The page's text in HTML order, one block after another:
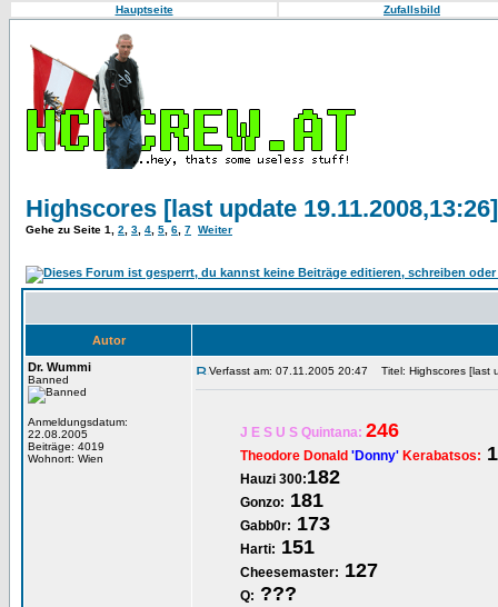
Hauptseite Zufallsbild
Highscores [last update 19.11.2008,13:26]
Gehe zu Seite 1 2 3 4 5 6 7 Weiter
Autor
Dr. Wummi
Banned
Anmeldungsdatum:
22.08.2005
Beiträge: 4019
Wohnort: Wien
Verfasst am: 07.11.2005 20:47 Titel: Highscores [last
J E S U S Quintana: 246
Theodore Donald 'Donny' Kerabatsos:
Hauzi 300:182
Gonzo: 181
Gabb0r: 173
Harti: 151
Cheesemaster: 127
Q: ???